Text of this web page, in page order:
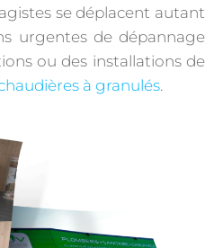
se déplacent autant
urgentes de dépannage
ou des installations de
à granulés.